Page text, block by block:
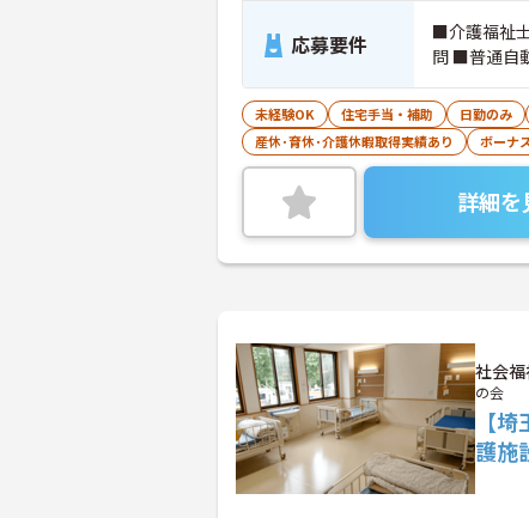
応募要件
■介護福祉
問 ■普通自
未経験OK 住宅手当・補助 日勤のみ
産休･育休･介護休暇取得実績あり
ボーナ
詳細を
社会
の会
【
護施